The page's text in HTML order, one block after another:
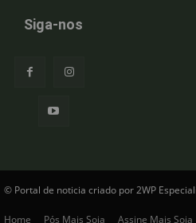
Siga-nos
© Portal de noticia criado por 2WP
Home Pós Mais Soja Assine Mais Soja